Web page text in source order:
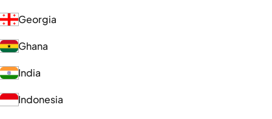
Georgia
Ghana
India
Indonesia